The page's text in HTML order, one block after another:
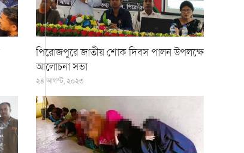
পিরোজপুরে জাতীয় শোক দিবস পালন উপলক্ষে
আলোচনা সভা
২৪ আগস্ট, ২০২৩